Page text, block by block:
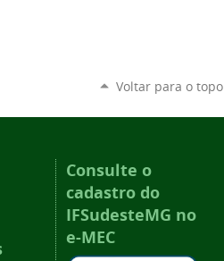
Voltar para o topo
Consulte o
cadastro do
IFSudesteMG no
e-MEC